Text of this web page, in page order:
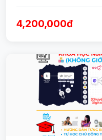
4,200,000đ